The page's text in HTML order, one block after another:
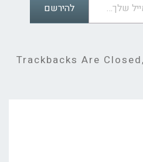
להירשם
Trackbacks Are